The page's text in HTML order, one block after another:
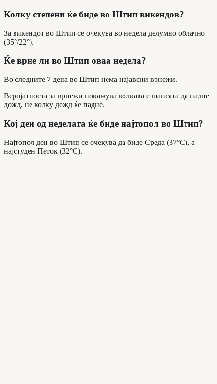
Колку степени ќе биде во Штип викендов?
За викендот во Штип се очекува во недела делумно облачно
(35°/22°).
Ќе врне ли во Штип оваа недела?
Во следните 7 дена во Штип нема најавени врнежи.
Веројатноста за врнежи покажува колкава е шансата да падне
дожд, не колку дожд ќе падне.
Кој ден од неделата ќе биде најтопол во Штип?
Најтопол ден во Штип се очекува да биде Среда (37°C), а
најстуден Петок (32°C).